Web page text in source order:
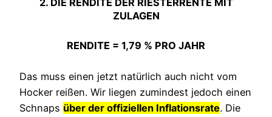
2. DIE RENDITE DER RIESTERRENTE MIT
ZULAGEN
RENDITE = 1,79 % PRO JAHR
Das muss einen jetzt natürlich auch nicht vom
Hocker reißen. Wir liegen zumindest jedoch einen
Schnaps über der offiziellen Inflationsrate. Die